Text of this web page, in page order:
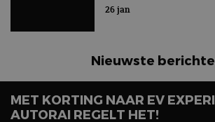
26 jan
Nieuwste
MET KORTING NAAR EV
AUTORAI REGELT HET!